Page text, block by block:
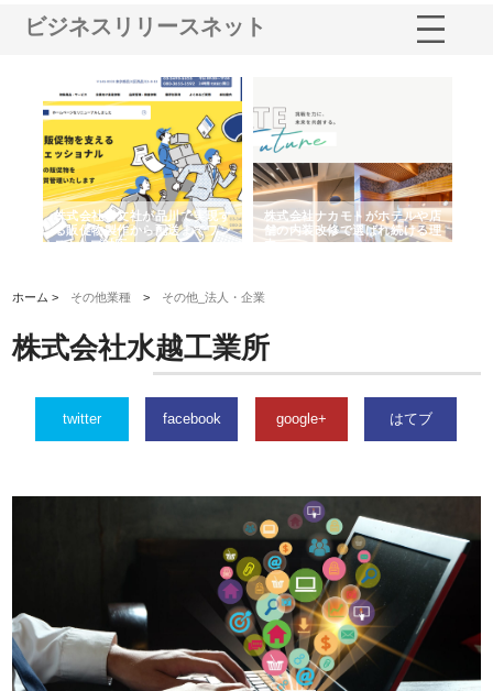
ビジネスリリースネット
株式会社耕文社が品川で実現す
る販促物製作から配送までワン
ストップ対応
株式会社ナカモトがホテルや店
舗の内装改修で選ばれ続ける理
由
ホーム > その他業種 > その他_法人・企業
株式会社水越工業所
twitter facebook google+ はてブ